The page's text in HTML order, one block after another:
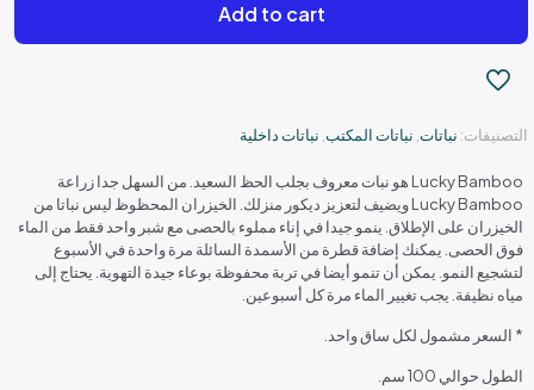
Add to cart
التصنيفات: نباتات نباتات المكتب نباتات داخلية
Lucky Bamboo هو نبات معروف بجلب الحظ السعيد. من السهل جدا زراعة
Lucky Bamboo ويضيف لتعزيز ديكور منزلك. الخيزران المحظوظ ليس نباتا من
الخيزران على الإطلاق. ينمو جيدا في إناء مملوء بالحصى مع شبر واحد فقط من الماء
فوق الحصى. يمكنك إضافة قطرة من الأسمدة السائلة مرة واحدة في الأسبوع
لتشجيع النمو. يمكن أن تنمو أيضا في تربة محفوظة بوعاء جيدة التهوية. يحتاج إلى
مياه نظيفة. يجب تغيير الماء مرة كل أسبوعين.
* السعر مشمول لكل ساق واحد.
الطول حوالي 100 سم.